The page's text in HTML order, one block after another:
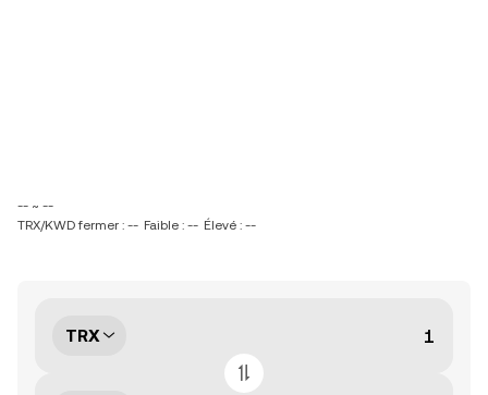
-- ~ --
TRX/KWD fermer : -- Faible : -- Élevé : --
TRX